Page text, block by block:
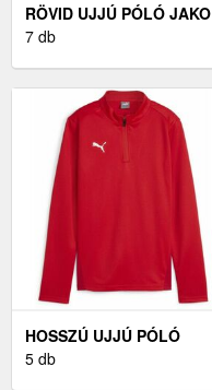
RÖVID UJJÚ PÓLÓ JAKO
JAKO DOUBLETEX T-
7 db
HOSSZÚ UJJÚ PÓLÓ
PUMA TEAMGOAL
5 db